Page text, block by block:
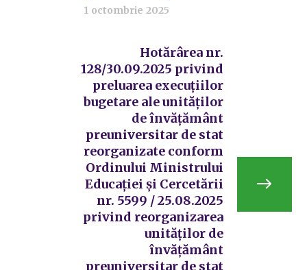
1 octombrie 2025
Hotărârea nr.
128/30.09.2025 privind
preluarea execuțiilor
bugetare ale unităților
de învățământ
preuniversitar de stat
reorganizate conform
Ordinului Ministrului
Educației și Cercetării
nr. 5599 / 25.08.2025
privind reorganizarea
unităților de
învățământ
preuniversitar de stat